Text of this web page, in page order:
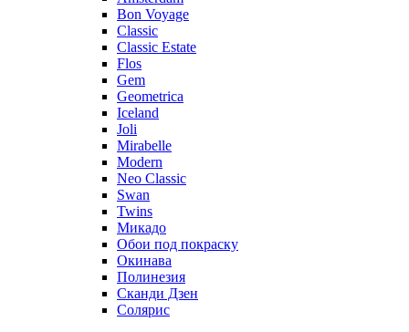
Bon Voyage
Classic
Classic Estate
Flos
Gem
Geometrica
Iceland
Joli
Mirabelle
Modern
Neo Classic
Swan
Twins
Микадо
Обои под покраску
Окинава
Полинезия
Сканди Дзен
Солярис